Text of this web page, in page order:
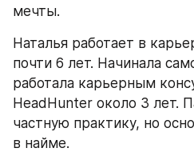
мечты.
Наталья работает в
почти 6 лет. Начинала
работала карьерным
HeadHunter около 3 лет.
частную практику, но
в найме.